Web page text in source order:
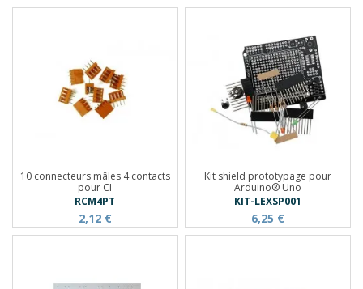
10 connecteurs mâles 4 contacts
pour CI
RCM4PT
2,12 €
Kit shield prototypage pour
Arduino® Uno
KIT-LEXSP001
6,25 €